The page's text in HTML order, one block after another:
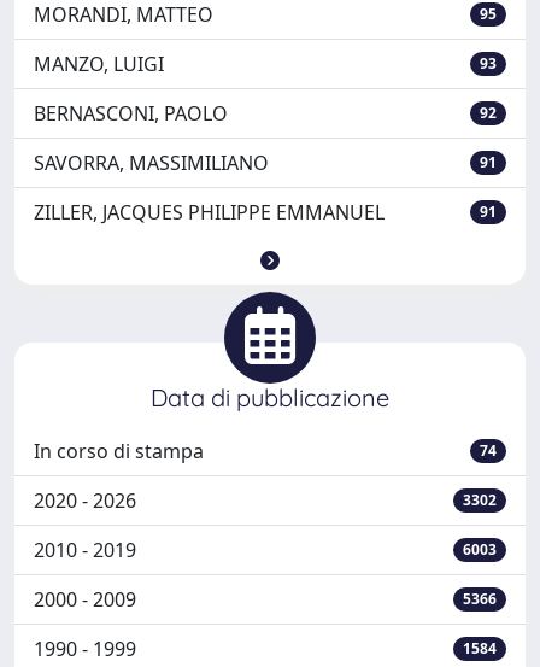
MORANDI, MATTEO 95
MANZO, LUIGI 93
BERNASCONI, PAOLO 92
SAVORRA, MASSIMILIANO 91
ZILLER, JACQUES PHILIPPE EMMANUEL 91
Data di pubblicazione
In corso di stampa 74
2020 - 2026 3302
2010 - 2019 6003
2000 - 2009 5366
1990 - 1999 1584